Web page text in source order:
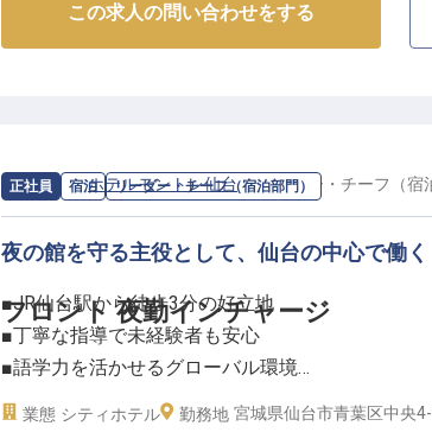
この求人の問い合わせをする
正社員 宿泊 リーダー・チーフ（宿泊部門）
フロント 夜勤インチャージ
求人情報：ホテルモントレ仙台 のリーダー・チーフ（宿
夜の館を守る主役として、仙台の中心で働く
■JR仙台駅から徒歩3分の好立地
■丁寧な指導で未経験者も安心
■語学力を活かせるグローバル環境
■四半期ごとの報奨金制度あり！
業態 シティホテル 勤務地 宮城県仙台市青葉区中央